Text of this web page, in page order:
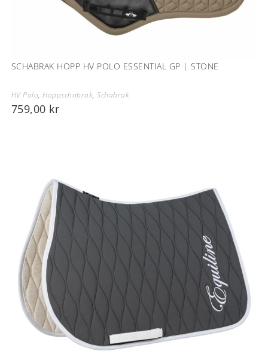
SCHABRAK HOPP HV POLO ESSENTIAL GP | STONE
HV Polo,Hoppschabrak,Schabrak
759,00 kr